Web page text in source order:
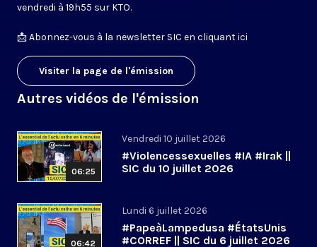
vendredi à 19h55 sur KTO.
📩Abonnez-vous à la newsletter SIC en cliquant ici
Visiter la page de l'émission
Autres vidéos de l'émission
06:25
Vendredi 10 juillet 2026
#Violencessexuelles #IA #Irak ||
SIC du 10 juillet 2026
06:42
Lundi 6 juillet 2026
#PapeàLampedusa #ÉtatsUnis
#CORREF || SIC du 6 juillet 2026